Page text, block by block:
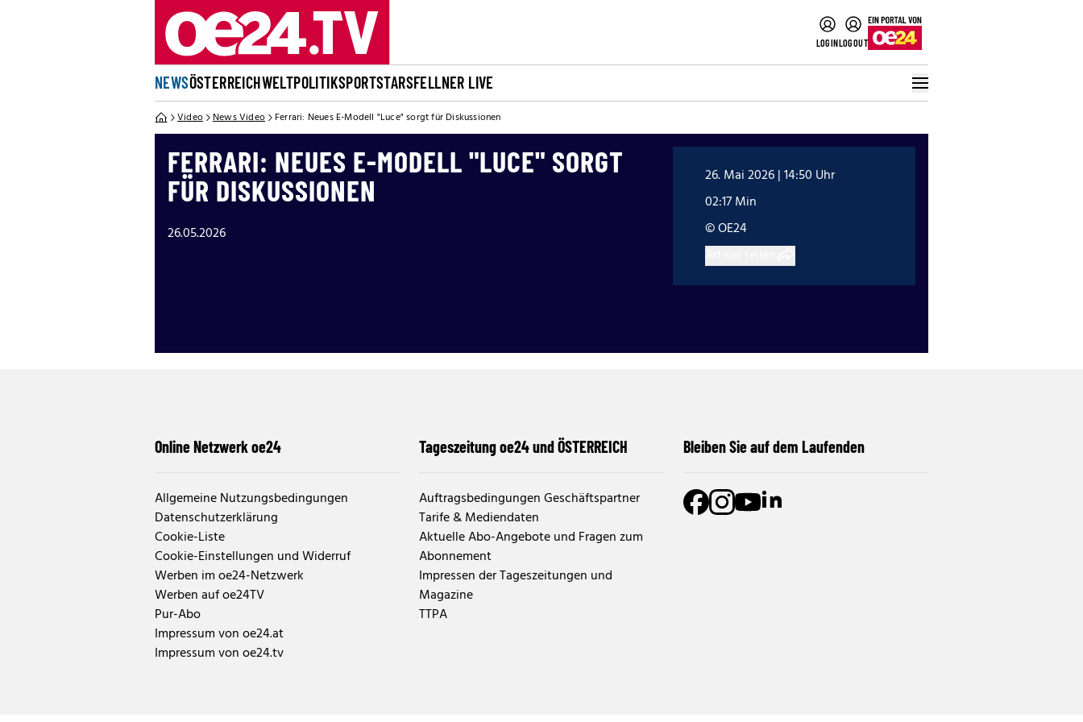
LOGINLOGOUT
NEWSÖSTERREICHWELTPOLITIKSPORTSTARSFELLNER LIVE
Video News Video Ferrari: Neues E-Modell "Luce" sorgt für Diskussionen
FERRARI: NEUES E-MODELL "LUCE" SORGT
FÜR DISKUSSIONEN
26.05.2026
26. Mai 2026 | 14:50 Uhr
02:17 Min
© OE24
Online Netzwerk oe24
Allgemeine Nutzungsbedingungen
Datenschutzerklärung
Cookie-Liste
Cookie-Einstellungen und Widerruf
Werben im oe24-Netzwerk
Werben auf oe24TV
Pur-Abo
Impressum von oe24.at
Impressum von oe24.tv
Tageszeitung oe24 und ÖSTERREICH
Auftragsbedingungen Geschäftspartner
Tarife & Mediendaten
Aktuelle Abo-Angebote und Fragen zum
Abonnement
Impressen der Tageszeitungen und
Magazine
TTPA
Bleiben Sie auf dem Laufenden